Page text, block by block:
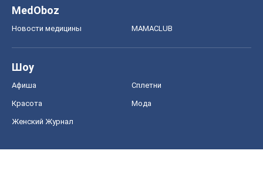
MedOboz
Новости медицины MAMACLUB
Шоу
Афиша Сплетни
Красота Мода
Женский Журнал